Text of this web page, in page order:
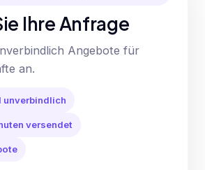
Ihre Anfrage
Angebote für
an.
unverbindlich
versendet